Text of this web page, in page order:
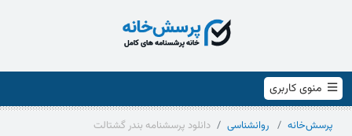
منوی کاربری
پرسش‌خانه روانشناسی دانلود پرسشنامه بندر گشتالت